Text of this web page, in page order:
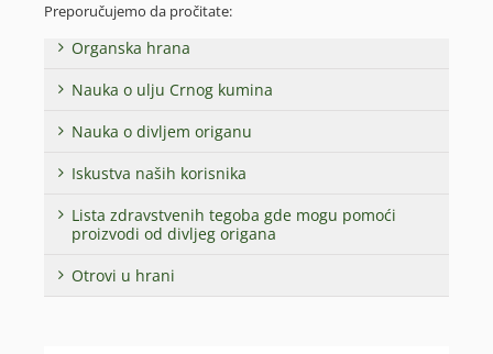
Preporučujemo da pročitate:
Organska hrana
Nauka o ulju Crnog kumina
Nauka o divljem origanu
Iskustva naših korisnika
Lista zdravstvenih tegoba gde mogu pomoći
proizvodi od divljeg origana
Otrovi u hrani